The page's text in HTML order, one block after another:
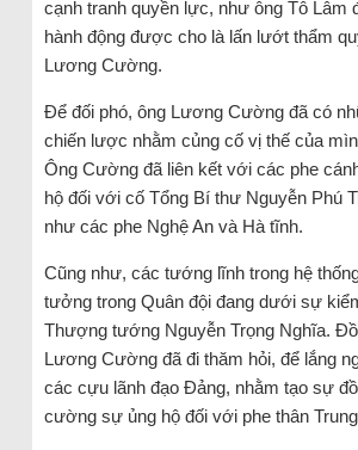
cạnh tranh quyền lực, như ông Tô Lâm
hành động được cho là lấn lướt thẩm
Lương Cường.
Để đối phó, ông Lương Cường đã có
chiến lược nhằm củng cố vị thế của
Ông Cường đã liên kết với các phe
hộ đối với cố Tổng Bí thư Nguyễn Phú
như các phe Nghệ An và Hà tĩnh.
Cũng như, các tướng lĩnh trong hệ
tưởng trong Quân đội đang dưới sự
Thượng tướng Nguyễn Trọng Nghĩa.
Lương Cường đã đi thăm hỏi, để lắng
các cựu lãnh đạo Đảng, nhằm tạo sự
cường sự ủng hộ đối với phe thân Trung